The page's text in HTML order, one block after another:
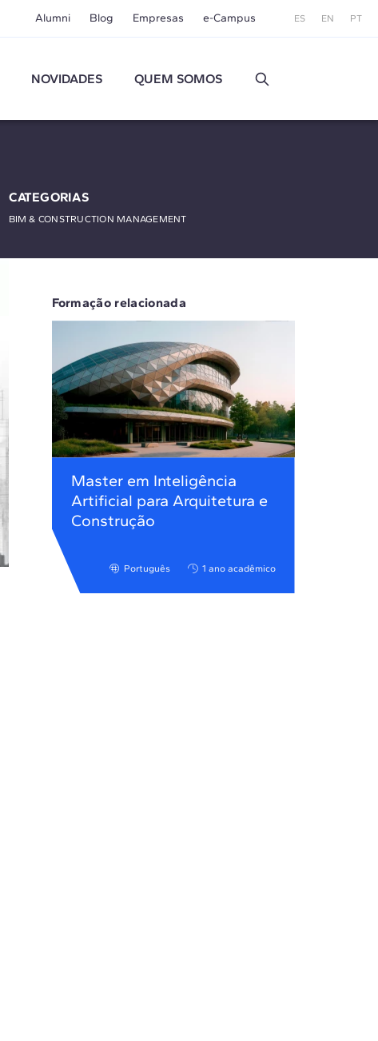
Alumni Blog Empresas e-Campus ES EN PT
NOVIDADES QUEM SOMOS
CATEGORIAS
BIM & CONSTRUCTION MANAGEMENT
Formação relacionada
Master em Inteligência
Artificial para Arquitetura e
Construção
Português 1 ano acadêmico